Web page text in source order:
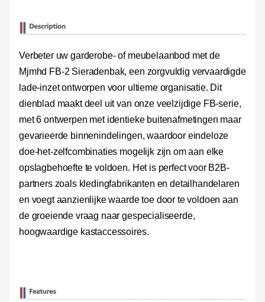
Verbeter uw garderobe- of meubelaanbod met de
Mjmhd FB-2 Sieradenbak, een zorgvuldig vervaardigde
lade-inzet ontworpen voor ultieme organisatie. Dit
dienblad maakt deel uit van onze veelzijdige FB-serie,
met 6 ontwerpen met identieke buitenafmetingen maar
gevarieerde binnenindelingen, waardoor eindeloze
doe-het-zelfcombinaties mogelijk zijn om aan elke
opslagbehoefte te voldoen. Het is perfect voor B2B-
partners zoals kledingfabrikanten en detailhandelaren
en voegt aanzienlijke waarde toe door te voldoen aan
de groeiende vraag naar gespecialiseerde,
hoogwaardige kastaccessoires.